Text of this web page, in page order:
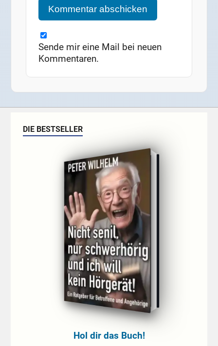
Sende mir eine Mail bei neuen
Kommentaren.
DIE BESTSELLER
Hol dir das Buch!